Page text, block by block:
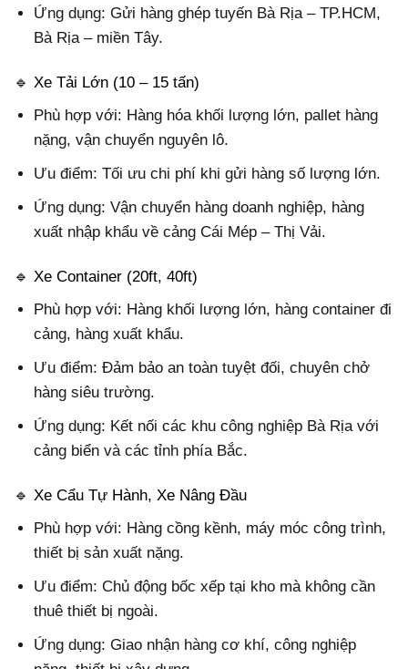
Ứng dụng: Gửi hàng ghép tuyến Bà Rịa – TP.HCM,
Bà Rịa – miền Tây.
🔹 Xe Tải Lớn (10 – 15 tấn)
Phù hợp với: Hàng hóa khối lượng lớn, pallet hàng
nặng, vận chuyển nguyên lô.
Ưu điểm: Tối ưu chi phí khi gửi hàng số lượng lớn.
Ứng dụng: Vận chuyển hàng doanh nghiệp, hàng
xuất nhập khẩu về cảng Cái Mép – Thị Vải.
🔹 Xe Container (20ft, 40ft)
Phù hợp với: Hàng khối lượng lớn, hàng container đi
cảng, hàng xuất khẩu.
Ưu điểm: Đảm bảo an toàn tuyệt đối, chuyên chở
hàng siêu trường.
Ứng dụng: Kết nối các khu công nghiệp Bà Rịa với
cảng biển và các tỉnh phía Bắc.
🔹 Xe Cẩu Tự Hành, Xe Nâng Đầu
Phù hợp với: Hàng cồng kềnh, máy móc công trình,
thiết bị sản xuất nặng.
Ưu điểm: Chủ động bốc xếp tại kho mà không cần
thuê thiết bị ngoài.
Ứng dụng: Giao nhận hàng cơ khí, công nghiệp